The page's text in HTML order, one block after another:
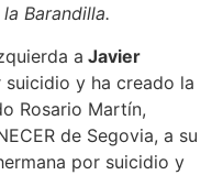
Barandilla.
a Javier
y ha creado la
Rosario Martín,
de Segovia, a su
por suicidio y